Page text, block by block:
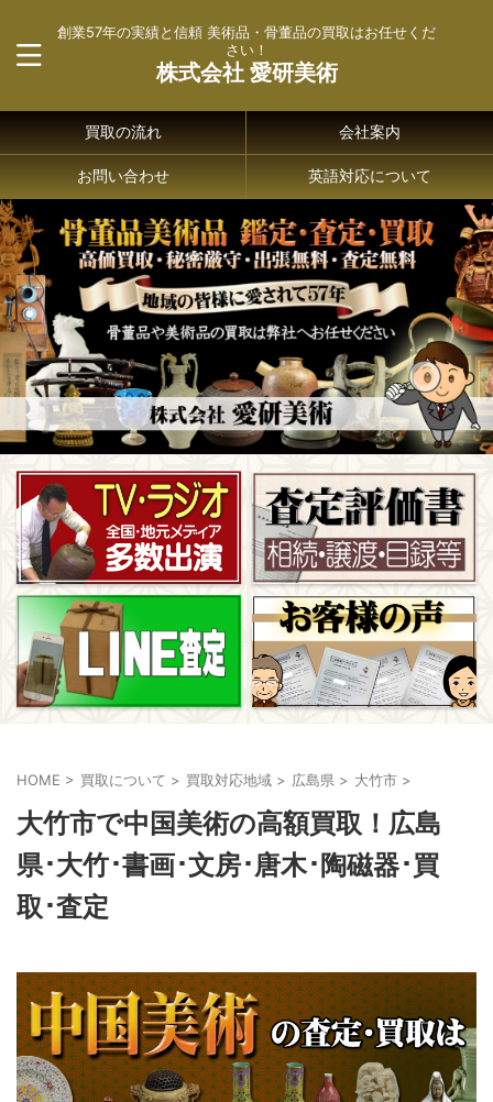
創業57年の実績と信頼 美術品・骨董品の買取はお任せくだ
さい！
株式会社 愛研美術
買取の流れ 会社案内
お問い合わせ 英語対応について
HOME > 買取について > 買取対応地域 > 広島県 > 大竹市 >
大竹市で中国美術の高額買取！広島
県･大竹･書画･文房･唐木･陶磁器･買
取･査定